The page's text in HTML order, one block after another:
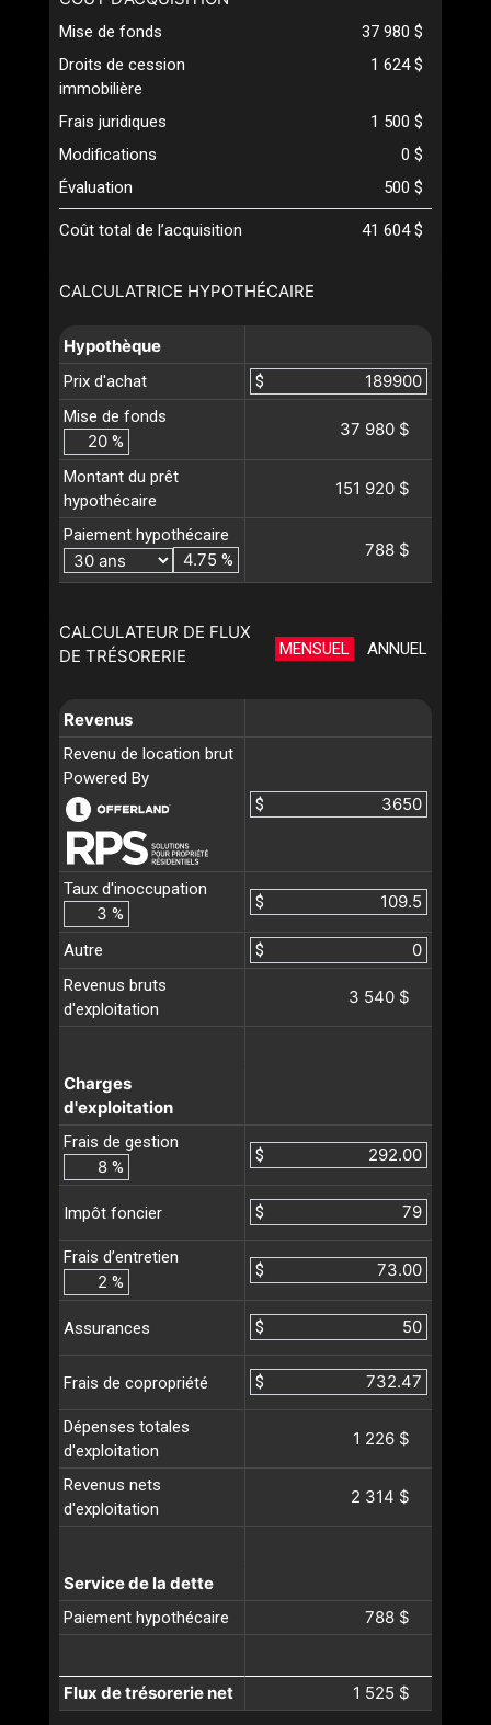
CALCULATRICE HYPOTHÉCAIRE
Hypothèque
Prix d'achat
$
Mise de fonds
%
37 980 $
Montant du prêt
hypothécaire
151 920 $
Paiement hypothécaire
%
788 $
CALCULATEUR DE FLUX
DE TRÉSORERIE
MENSUEL ANNUEL
Revenus
Revenu de location brut
Powered By
$
Taux d'inoccupation
%
$
Autre
$
Revenus bruts
d'exploitation
3 540 $
Charges
d'exploitation
Frais de gestion
%
$
Impôt foncier $
Frais d’entretien
%
$
Assurances $
Frais de copropriété $
Dépenses totales
d'exploitation
1 226 $
Revenus nets
d'exploitation
2 314 $
Service de la dette
Paiement hypothécaire 788 $
Flux de trésorerie net 1 525 $
Mise de fonds
37 980 $
Droits de cession
immobilière
1 624 $
Frais juridiques
1 500 $
Modifications
0 $
Évaluation
500 $
Coût total de l’acquisition 41 604 $